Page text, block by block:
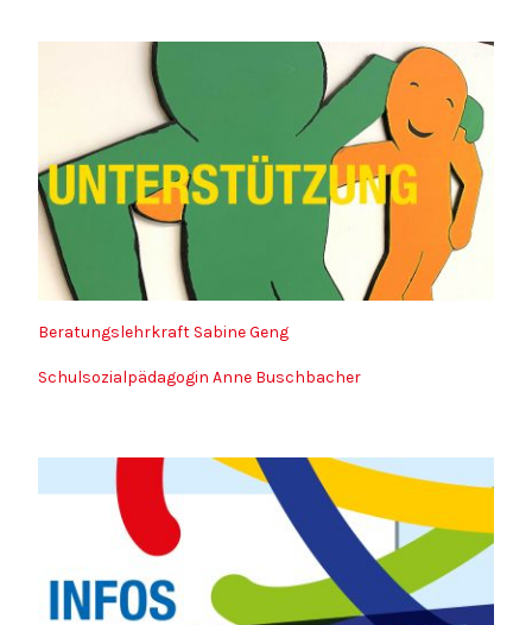
Beratungslehrkraft Sabine Geng
Schulsozialpädagogin Anne Buschbacher